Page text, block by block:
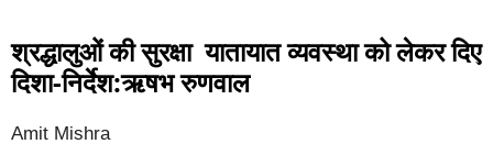
श्रद्धालुओं की सुरक्षा यातायात व्यवस्था को लेकर दिए
दिशा-निर्देश:ऋषभ रुणवाल
Amit Mishra